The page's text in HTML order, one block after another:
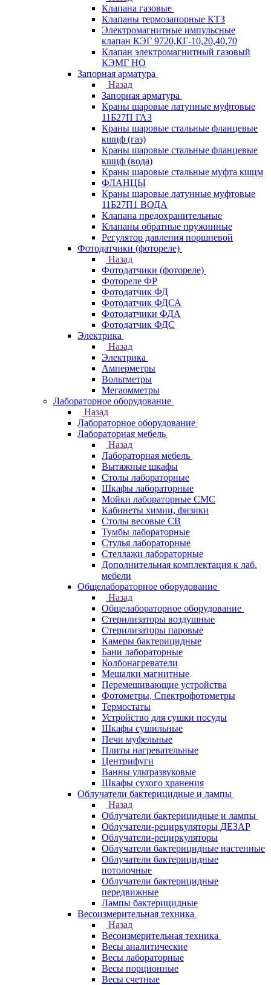
Клапана газовые
Клапаны термозапорные КТЗ
Электромагнитные импульсные
клапан КЭГ 9720,КГ-10,20,40,70
Клапан электромагнитный газовый
КЭМГ НО
Запорная арматура
Назад
Запорная арматура
Краны шаровые латунные муфтовые
11Б27П ГАЗ
Краны шаровые стальные фланцевые
кшцф (газ)
Краны шаровые стальные фланцевые
кшцф (вода)
Краны шаровые стальные муфта кшцм
ФЛАНЦЫ
Краны шаровые латунные муфтовые
11Б27П1 ВОДА
Клапана предохранительные
Клапаны обратные пружинные
Регулятор давления поршневой
Фотодатчики (фотореле)
Назад
Фотодатчики (фотореле)
Фотореле ФР
Фотодатчик ФД
Фотодатчик ФДСА
Фотодатчики ФДА
Фотодатчик ФДС
Электрика
Назад
Электрика
Амперметры
Вольтметры
Мегаомметры
Лабораторное оборудование
Назад
Лабораторное оборудование
Лабораторная мебель
Назад
Лабораторная мебель
Вытяжные шкафы
Столы лабораторные
Шкафы лабораторные
Мойки лабораторные СМС
Кабинеты химии, физики
Столы весовые СВ
Тумбы лабораторные
Стулья лабораторные
Стеллажи лабораторные
Дополнительная комплектация к лаб.
мебели
Общелабораторное оборудование
Назад
Общелабораторное оборудование
Стерилизаторы воздушные
Стерилизаторы паровые
Камеры бактерицидные
Бани лабораторные
Колбонагреватели
Мешалки магнитные
Перемешивающие устройства
Фотометры, Спектрофотометры
Термостаты
Устройство для сушки посуды
Шкафы сушильные
Печи муфельные
Плиты нагревательные
Центрифуги
Ванны ультразвуковые
Шкафы сухого хранения
Облучатели бактерицидные и лампы
Назад
Облучатели бактерицидные и лампы
Облучатели-рециркуляторы ДЕЗАР
Облучатели-рециркуляторы
Облучатели бактерицидные настенные
Облучатели бактерицидные
потолочные
Облучатели бактерицидные
передвижные
Лампы бактерицидные
Весоизмерительная техника
Назад
Весоизмерительная техника
Весы аналитические
Весы лабораторные
Весы порционные
Весы счетные